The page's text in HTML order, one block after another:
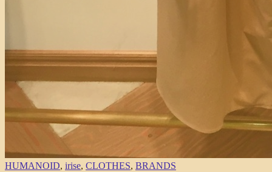
HUMANOID, irise, CLOTHES, BRANDS